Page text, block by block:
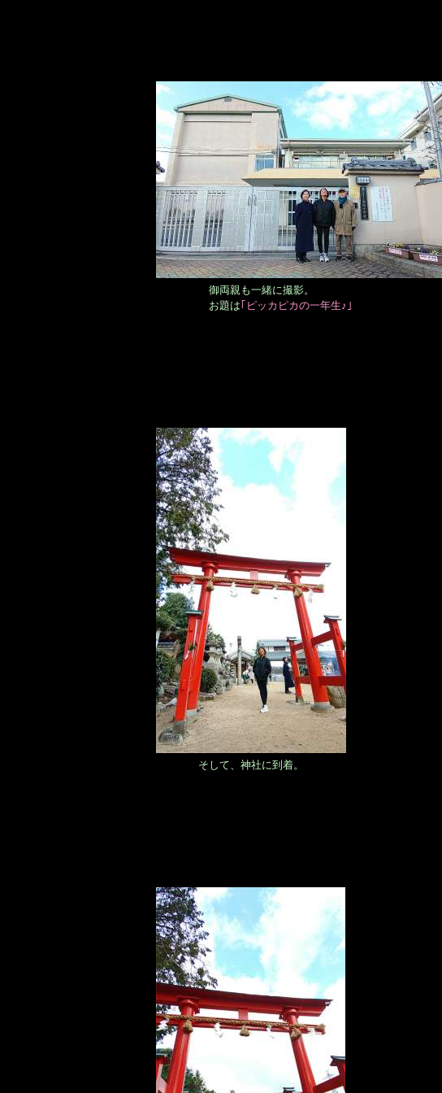
御両親も一緒に撮影。
お題は ｢ピッカピカの一年生♪｣
そして、神社に到着。